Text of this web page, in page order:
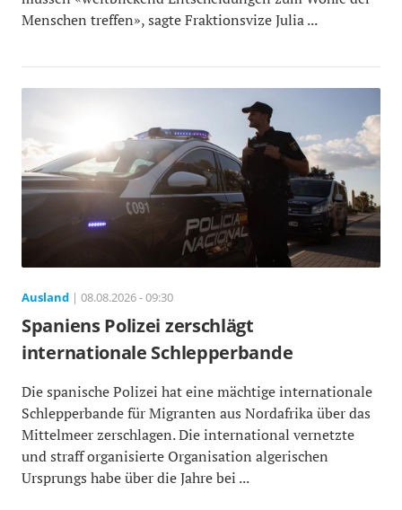
Menschen treffen», sagte Fraktionsvize Julia ...
Ausland | 08.08.2026 - 09:30
Spaniens Polizei zerschlägt
internationale Schlepperbande
Die spanische Polizei hat eine mächtige internationale
Schlepperbande für Migranten aus Nordafrika über das
Mittelmeer zerschlagen. Die international vernetzte
und straff organisierte Organisation algerischen
Ursprungs habe über die Jahre bei ...